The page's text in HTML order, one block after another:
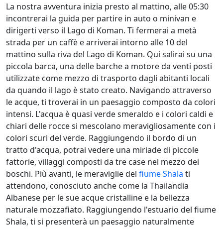
La nostra avventura inizia presto al mattino, alle 05:30
incontrerai la guida per partire in auto o minivan e
dirigerti verso il Lago di Koman. Ti fermerai a metà
strada per un caffè e arriverai intorno alle 10 del
mattino sulla riva del Lago di Koman. Qui salirai su una
piccola barca, una delle barche a motore da venti posti
utilizzate come mezzo di trasporto dagli abitanti locali
da quando il lago è stato creato. Navigando attraverso
le acque, ti troverai in un paesaggio composto da colori
intensi. L'acqua è quasi verde smeraldo e i colori caldi e
chiari delle rocce si mescolano meravigliosamente con i
colori scuri del verde. Raggiungendo il bordo di un
tratto d'acqua, potrai vedere una miriade di piccole
fattorie, villaggi composti da tre case nel mezzo dei
boschi. Più avanti, le meraviglie del fiume Shala ti
attendono, conosciuto anche come la Thailandia
Albanese per le sue acque cristalline e la bellezza
naturale mozzafiato. Raggiungendo l'estuario del fiume
Shala, ti si presenterà un paesaggio naturalmente